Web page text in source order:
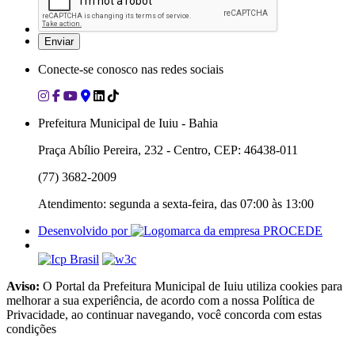
Conecte-se conosco nas redes sociais
Prefeitura Municipal de Iuiu - Bahia
Praça Abílio Pereira, 232 - Centro, CEP: 46438-011
(77) 3682-2009
Atendimento: segunda a sexta-feira, das 07:00 às 13:00
Desenvolvido por
Aviso: O Portal da Prefeitura Municipal de Iuiu utiliza cookies para
melhorar a sua experiência, de acordo com a nossa Política de
Privacidade, ao continuar navegando, você concorda com estas
condições